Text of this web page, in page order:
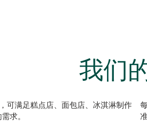
我们
满足糕点店、面包店、冰淇淋制作
求。